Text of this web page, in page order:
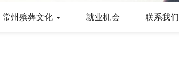
常州殡葬文化 就业机会 联系我们